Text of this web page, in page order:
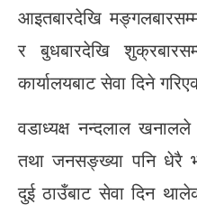
आइतबारदेखि
र बुधबारदेखि
कार्यालयबाट सेवा दिने
वडाध्यक्ष नन्दलाल
तथा जनसङ्ख्या पनि धेरै
दुई ठाउँबाट सेवा दिन